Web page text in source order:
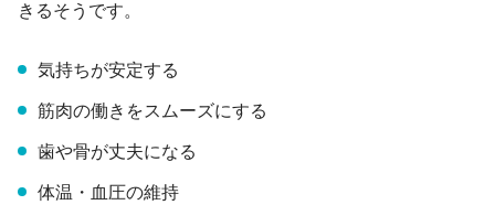
きるそうです。
気持ちが安定する
筋肉の働きをスムーズにする
歯や骨が丈夫になる
体温・血圧の維持